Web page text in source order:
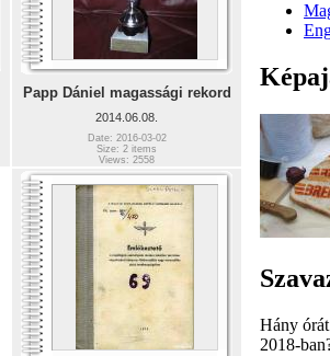
Papp Dániel magassági rekord
2014.06.08.
Date: 2016-03-02
Size: 2 items
Views: 2558
Hány
2018-